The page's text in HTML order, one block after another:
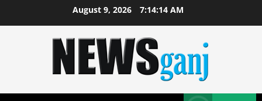
August 9, 2026 7:14:14 AM